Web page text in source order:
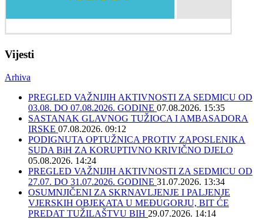
Vijesti
Arhiva
PREGLED VAŽNIJIH AKTIVNOSTI ZA SEDMICU OD
03.08. DO 07.08.2026. GODINE 07.08.2026. 15:35
SASTANAK GLAVNOG TUŽIOCA I AMBASADORA
IRSKE 07.08.2026. 09:12
PODIGNUTA OPTUŽNICA PROTIV ZAPOSLENIKA
SUDA BiH ZA KORUPTIVNO KRIVIČNO DJELO
05.08.2026. 14:24
PREGLED VAŽNIJIH AKTIVNOSTI ZA SEDMICU OD
27.07. DO 31.07.2026. GODINE 31.07.2026. 13:34
OSUMNJIČENI ZA SKRNAVLJENJE I PALJENJE
VJERSKIH OBJEKATA U MEĐUGORJU, BIT ĆE
PREDAT TUŽILAŠTVU BIH 29.07.2026. 14:14